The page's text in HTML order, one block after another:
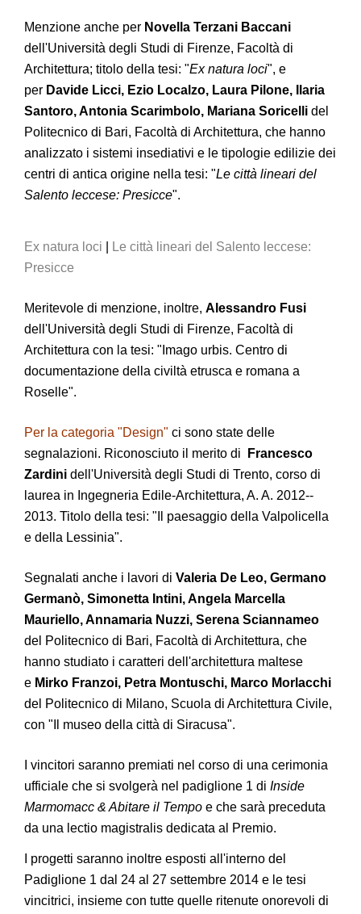
Menzione anche per Novella Terzani Baccani
dell'Università degli Studi di Firenze, Facoltà di
Architettura; titolo della tesi: "Ex natura loci", e
per Davide Licci, Ezio Localzo, Laura Pilone, Ilaria
Santoro, Antonia Scarimbolo, Mariana Soricelli del
Politecnico di Bari, Facoltà di Architettura, che hanno
analizzato i sistemi insediativi e le tipologie edilizie dei
centri di antica origine nella tesi: "Le città lineari del
Salento leccese: Presicce".
Ex natura loci
Le città lineari del Salento leccese:
Presicce
Meritevole di menzione, inoltre, Alessandro Fusi
dell'Università degli Studi di Firenze, Facoltà di
Architettura con la tesi: "Imago urbis. Centro di
documentazione della civiltà etrusca e romana a
Roselle".
Per la categoria "Design" ci sono state delle
segnalazioni. Riconosciuto il merito di
Francesco
Zardini dell'Università degli Studi di Trento, corso di
laurea in Ingegneria Edile-Architettura, A. A. 2012-­‐
2013. Titolo della tesi: "Il paesaggio della Valpolicella
e della Lessinia".
Segnalati anche i lavori di Valeria De Leo, Germano
Germanò, Simonetta Intini, Angela Marcella
Mauriello, Annamaria Nuzzi, Serena Sciannameo
del Politecnico di Bari, Facoltà di Architettura, che
hanno studiato i caratteri dell'architettura maltese
e Mirko Franzoi, Petra Montuschi, Marco Morlacchi
del Politecnico di Milano, Scuola di Architettura Civile,
con "Il museo della città di Siracusa".
I vincitori saranno premiati nel corso di una cerimonia
ufficiale che si svolgerà nel padiglione 1 di Inside
Marmomacc & Abitare il Tempo e che sarà preceduta
da una lectio magistralis dedicata al Premio.
I progetti saranno inoltre esposti all'interno del
Padiglione 1 dal 24 al 27 settembre 2014 e le tesi
vincitrici, insieme con tutte quelle ritenute onorevoli di